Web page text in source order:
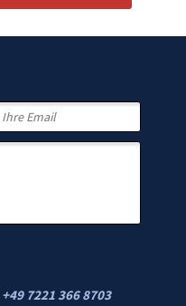
+49 7221 366 8703